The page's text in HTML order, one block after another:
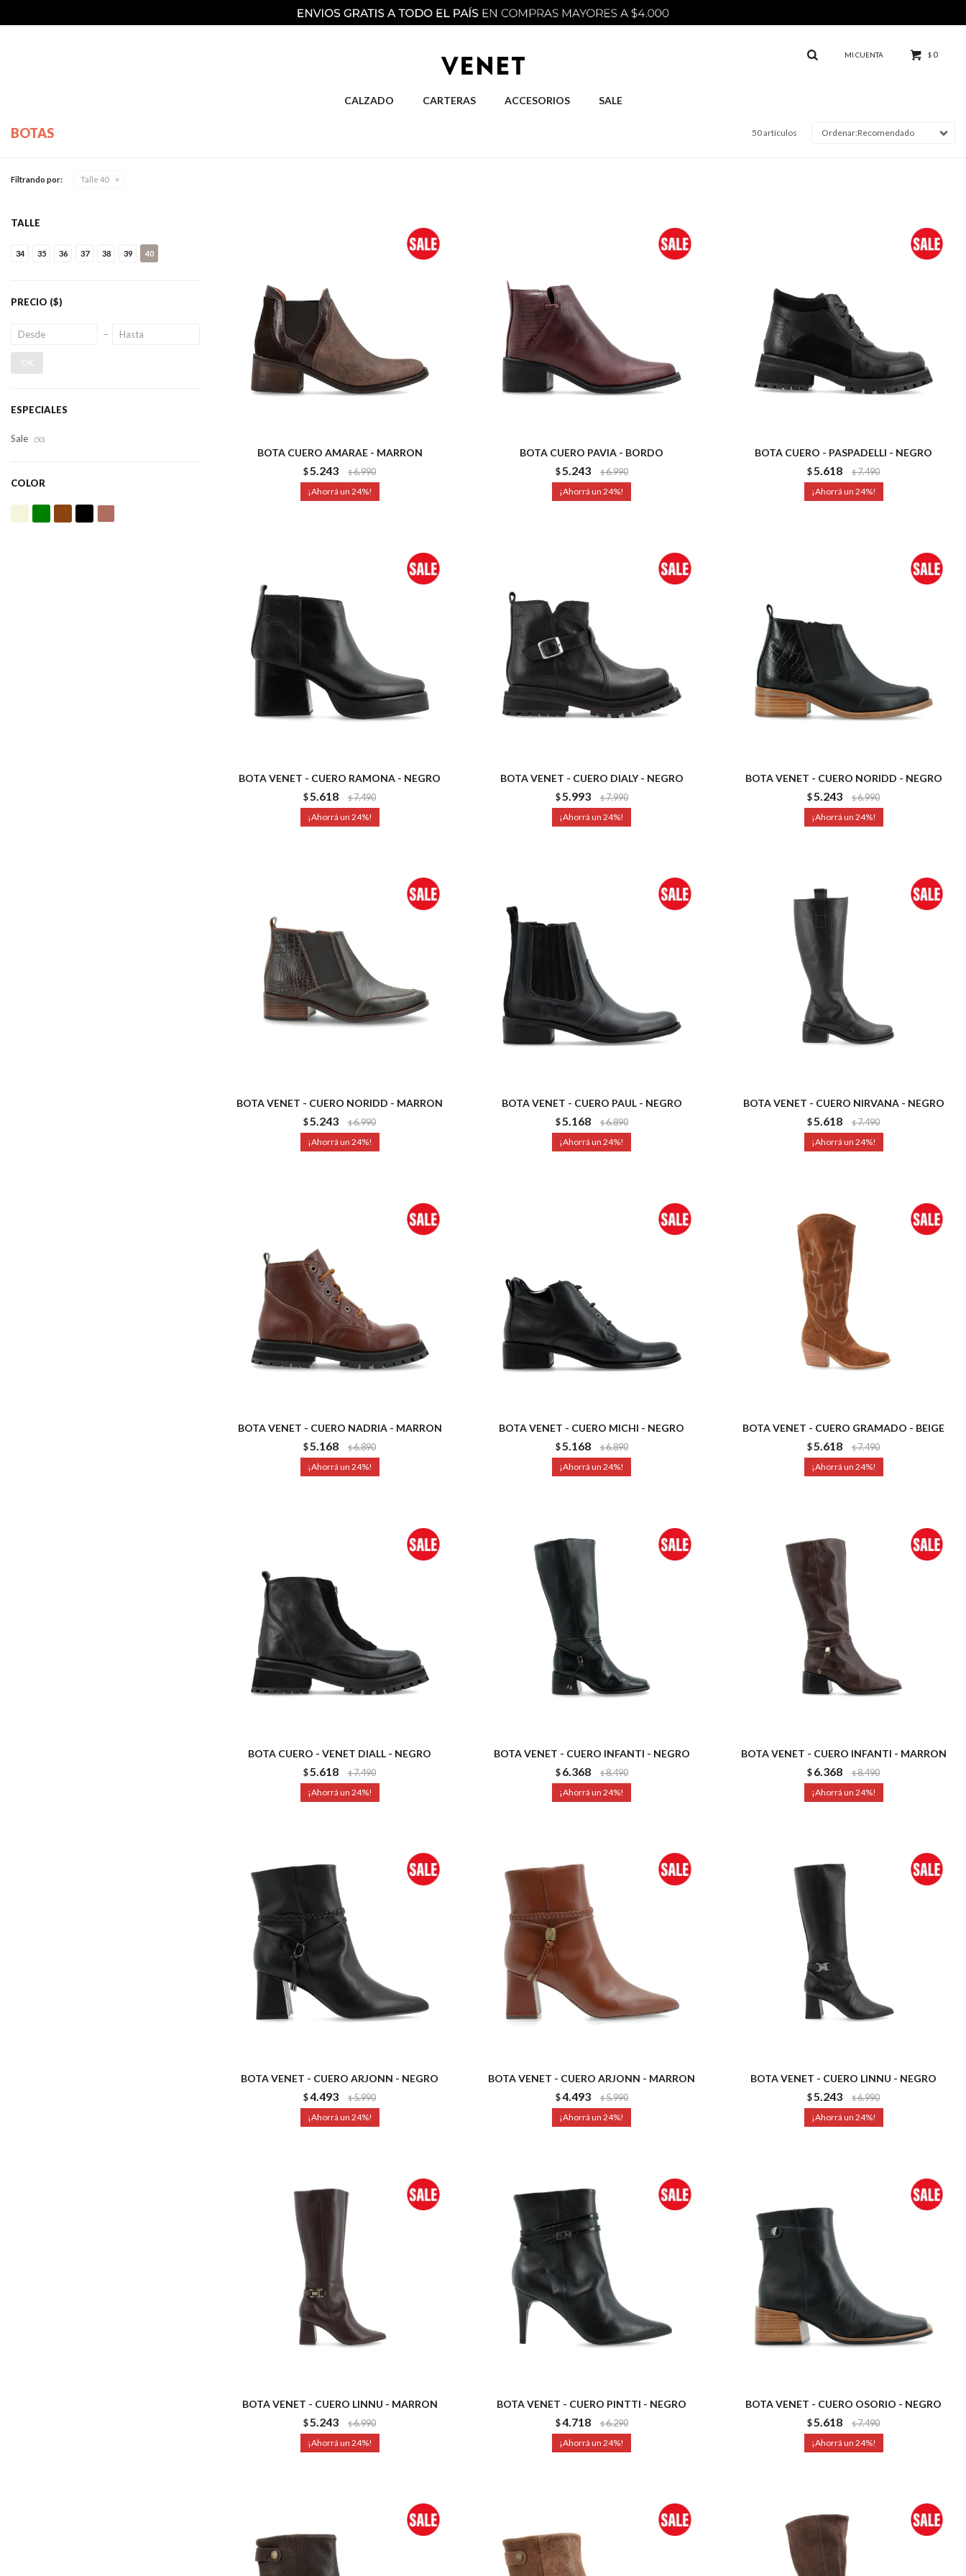
CALZADO CARTERAS ACCESORIOS SALE
$ 0
BOTAS 50 artículos Recomendado
Filtrando por: Talle 40
BOTA CUERO AMARAE - MARRON
$5.243 $6.990
24
BOTA CUERO PAVIA - BORDO
$5.243 $6.990
24
BOTA CUERO - PASPADELLI - NEGRO
$5.618 $7.490
24
BOTA VENET - CUERO RAMONA - NEGRO
$5.618 $7.490
24
BOTA VENET - CUERO DIALY - NEGRO
$5.993 $7.990
24
BOTA VENET - CUERO NORIDD - NEGRO
$5.243 $6.990
24
BOTA VENET - CUERO NORIDD - MARRON
$5.243 $6.990
24
BOTA VENET - CUERO PAUL - NEGRO
$5.168 $6.890
24
BOTA VENET - CUERO NIRVANA - NEGRO
$5.618 $7.490
24
BOTA VENET - CUERO NADRIA - MARRON
$5.168 $6.890
24
BOTA VENET - CUERO MICHI - NEGRO
$5.168 $6.890
24
BOTA VENET - CUERO GRAMADO - BEIGE
$5.618 $7.490
24
BOTA CUERO - VENET DIALL - NEGRO
$5.618 $7.490
24
BOTA VENET - CUERO INFANTI - NEGRO
$6.368 $8.490
24
BOTA VENET - CUERO INFANTI - MARRON
$6.368 $8.490
24
BOTA VENET - CUERO ARJONN - NEGRO
$4.493 $5.990
24
BOTA VENET - CUERO ARJONN - MARRON
$4.493 $5.990
24
BOTA VENET - CUERO LINNU - NEGRO
$5.243 $6.990
24
BOTA VENET - CUERO LINNU - MARRON
$5.243 $6.990
24
BOTA VENET - CUERO PINTTI - NEGRO
$4.718 $6.290
24
BOTA VENET - CUERO OSORIO - NEGRO
$5.618 $7.490
24
TALLE
34 35 36 37 38 39 40
PRECIO ($)
OK
ESPECIALES
Sale (50)
COLOR